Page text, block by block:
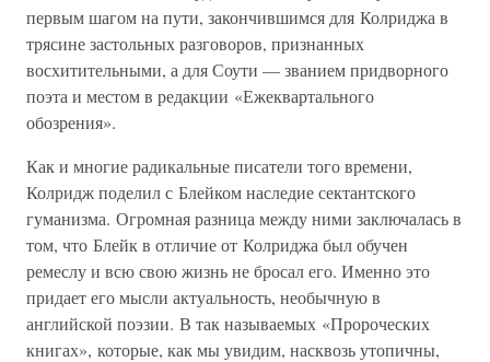
первым шагом на пути, закончившимся для Колриджа в
трясине застольных разговоров, признанных
восхитительными, а для Соути — званием придворного
поэта и местом в редакции «Ежеквартального
обозрения».
Как и многие радикальные писатели того времени,
Колридж поделил с Блейком наследие сектантского
гуманизма. Огромная разница между ними заключалась в
том, что Блейк в отличие от Колриджа был обучен
ремеслу и всю свою жизнь не бросал его. Именно это
придает его мысли актуальность, необычную в
английской поэзии. В так называемых «Пророческих
книгах», которые, как мы увидим, насквозь утопичны,